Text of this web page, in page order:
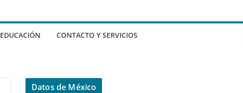
EDUCACIÓN CONTACTO Y SERVICIOS
Datos de México